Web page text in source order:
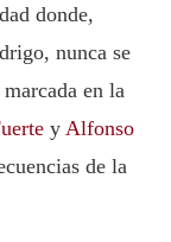
donde,
nunca se
en la
y Alfonso
de la